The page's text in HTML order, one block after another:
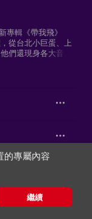
專輯《帶我飛》
從台北小巨蛋、上
們還現身各大音樂
Apple Music，向
大家能「睡飽睡好
to
未？趁假期好好休
人們珍惜所有能
Yamazakura》、
新年伊始帶給大家
的演唱會上擔任
搖滾樂隊的歌曲。
的專屬內容
繼續